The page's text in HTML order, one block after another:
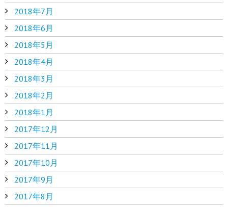
2018年7月
2018年6月
2018年5月
2018年4月
2018年3月
2018年2月
2018年1月
2017年12月
2017年11月
2017年10月
2017年9月
2017年8月